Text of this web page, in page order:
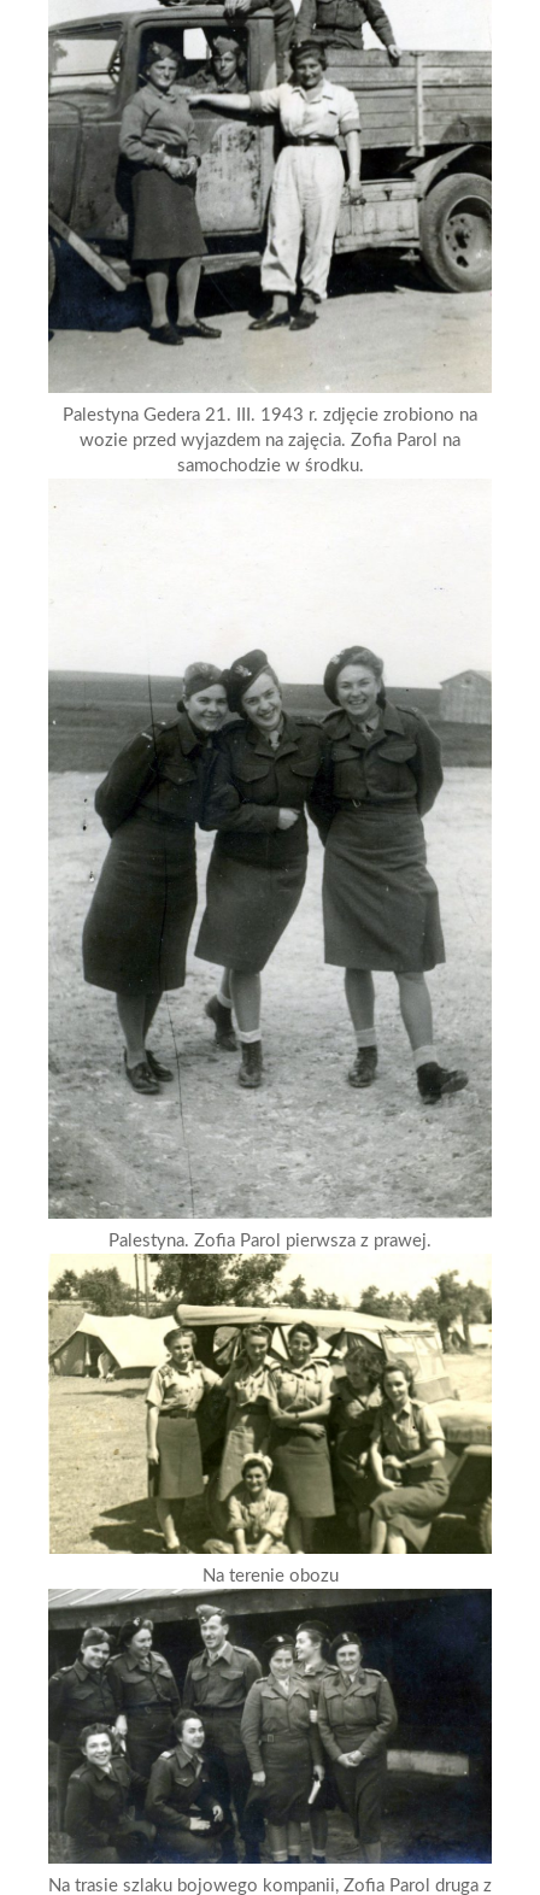
Palestyna Gedera 21. III. 1943 r. zdjęcie zrobiono na
wozie przed wyjazdem na zajęcia. Zofia Parol na
samochodzie w środku.
Palestyna. Zofia Parol pierwsza z prawej.
Na terenie obozu
Na trasie szlaku bojowego kompanii, Zofia Parol druga z